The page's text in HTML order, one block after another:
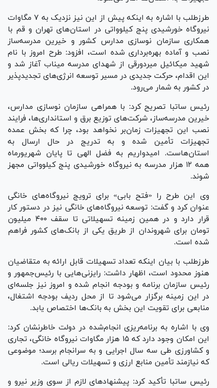
طرزطلب با اشاره به اینکه پیش از این نیز نزدیک به ۷ مگاوات
نیروگاه خورشیدی پنج کیلوواتی در استان‌های تهران و قم با
همکاری سازمان نوسازی مدارس کشور و خیرین مدرسه‌ساز
نصب و آماده بهره‌برداری شده است، افزود: طرح امروز با نام
شهید میکائیل میردورقی از شهدای مدرسه میناب آغاز شد و
این اقدام، حرکت جدیدی در مسیر توسعه انرژی‌های تجدیدپذیر
در کشور به شمار می‌رود.
رئیس ساتبا تصریح کرد: با همراهی سازمان نوسازی مدارس،
خیرین مدرسه‌ساز، شرکت‌های توزیع برق و استانداری‌ها، فرایند
نصب این تجهیزات زمان‌بر نخواهد بود، چرا که بخش عمده
تجهیزات تأمین شده و به تدریج در حال ارسال به
استان‌هاست. امیدواریم به فضل الهی تا پایان شهریورماه
همه ۱۲ هزار مدرسه به نیروگاه خورشیدی پنج کیلوواتی مجهز
شوند.
وی این طرح را «فتح بابی» برای ترویج نیروگاه‌های خانگی
عنوان کرد و گفت: توسعه نیروگاه‌های خانگی نیز در دستور کار
قرار دارد و در همین زمینه تسهیلاتی تا سقف ۴۰۰ میلیون
تومان برای شهروندان از طریق یکی از بانک‌های کشور فراهم
شده است.
طرزطلب با بیان اینکه تعداد تسهیلات قابل ارائه به متقاضیان
هنوز محدود است، اظهار داشت: رایزنی‌هایی با رئیس‌جمهور و
رئیس سازمان برنامه و بودجه انجام شده و امروز نیز جلسه‌ای
در این زمینه برگزار می‌شود تا از محل ردیف بودجه اشتغال،
منابعی برای تقویت این بخش به بانک‌ها اختصاص یابد.
وی با اشاره به برنامه‌ریزی انجام‌شده در دولت خاطرنشان کرد:
این امکان وجود دارد که ۱۵ هزار مگاوات نیروگاه خانگی، تجاری
و کشاورزی طی سه سال اجرایی و به سرانجام برسد؛ موضوعی
که نیازمند تأمین منابع ارزی و تسهیلات ریالی است.
رئیس ساتبا تأکید کرد: پیشنهاد‌های لازم از سوی وزیر نیرو و